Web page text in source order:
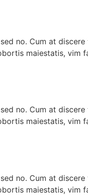
no. Cum at
maiestatis, vim
no. Cum at
maiestatis, vim
no. Cum at
maiestatis, vim